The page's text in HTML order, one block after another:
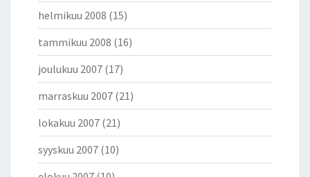
helmikuu 2008 (15)
tammikuu 2008 (16)
joulukuu 2007 (17)
marraskuu 2007 (21)
lokakuu 2007 (21)
syyskuu 2007 (10)